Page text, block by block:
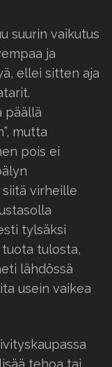
suurin vaikutus
ja
ellei sitten aja
päällä
mutta
pois ei
virheille
tylsäksi
tuota tulosta,
lähdössä
usein vaikea
tehoa tai